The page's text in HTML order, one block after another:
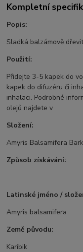
Kompletní
Popis:
Sladká balzámově
Použití:
Přidejte 3-5 kapek do
kapek do difuzéru či
inhalaci. Podrobné
olejů najdete v
Složení:
Amyris Balsamifera
Způsob získávání:
Latinské jméno /
Amyris balsamifera
Země původu:
Karibik